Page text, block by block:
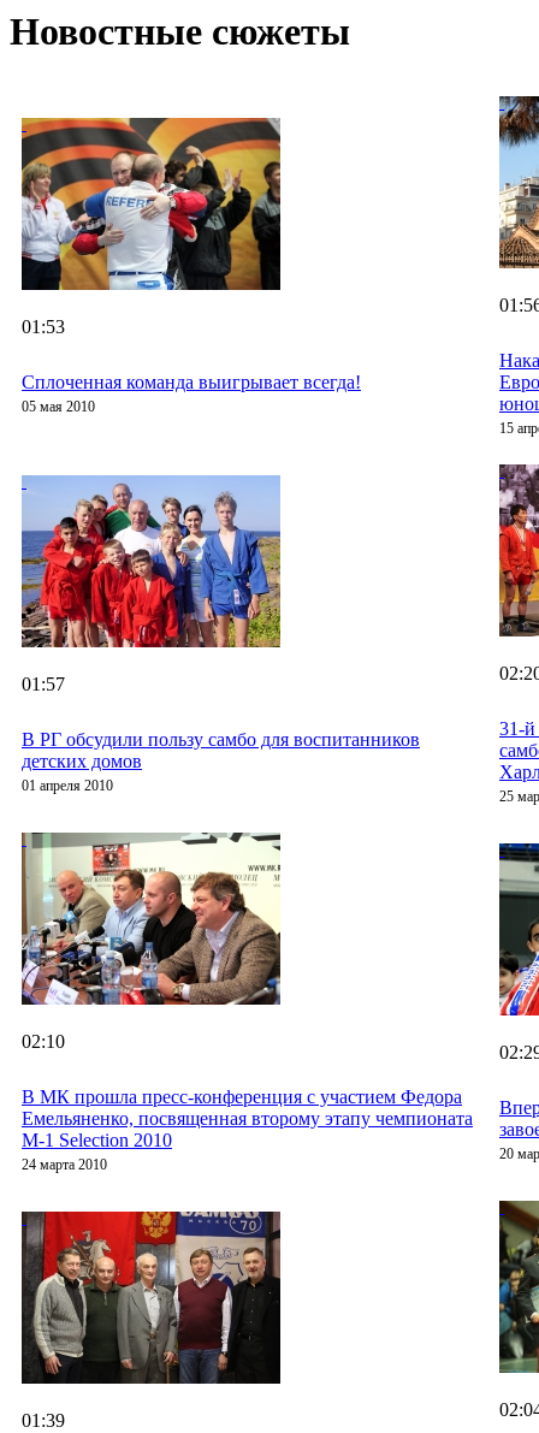
Новостные сюжеты
01:53
Сплоченная команда выигрывает всегда!
05 мая 2010
15
01:57
В РГ обсудили пользу самбо для воспитанников
детских домов
01 апреля 2010
31-
25
02:10
В МК прошла пресс-конференция с участием Федора
Емельяненко, посвященная второму этапу чемпионата
M-1 Selection 2010
24 марта 2010
20
01:39